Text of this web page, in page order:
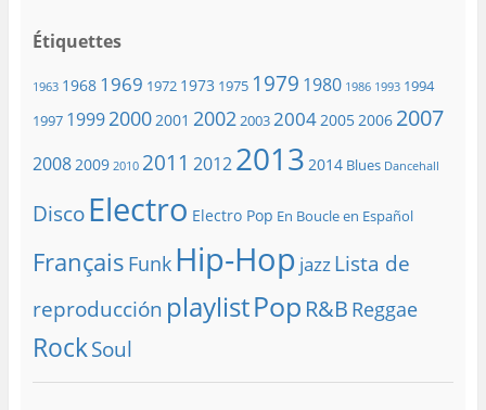
Étiquettes
1963 1968 1969 1972 1973 1975 1979 1980 1986 1993 1994
1997 199920002001 20022003200420052006 2007
20082009 2010 2011 20122013 2014 Blues Dancehall
Disco Electro Electro Pop En Boucle en Español
Français Funk Hip-Hop jazzLista de
reproducción playlistPop R&B Reggae
RockSoul